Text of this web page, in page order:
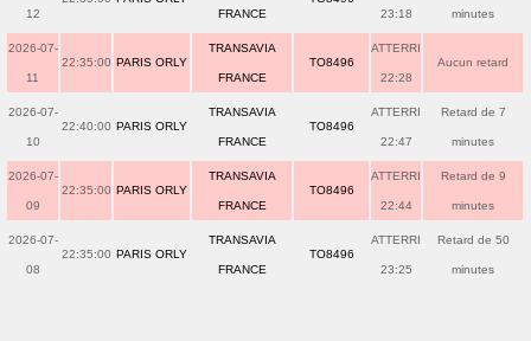
12 FRANCE 23:18 minutes
2026-07-
11
22:35:00 PARIS ORLY
TRANSAVIA
FRANCE
TO8496
ATTERRI
22:28
Aucun retard
2026-07-
10
22:40:00 PARIS ORLY
TRANSAVIA
FRANCE
TO8496
ATTERRI
22:47
Retard de 7
minutes
2026-07-
09
22:35:00 PARIS ORLY
TRANSAVIA
FRANCE
TO8496
ATTERRI
22:44
Retard de 9
minutes
2026-07-
08
22:35:00 PARIS ORLY
TRANSAVIA
FRANCE
TO8496
ATTERRI
23:25
Retard de 50
minutes